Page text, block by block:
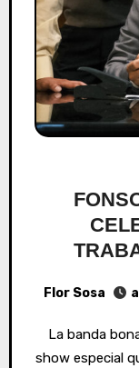
Flor Sosa
La banda bonaerense vuelve a Niceto Club con un
show especial